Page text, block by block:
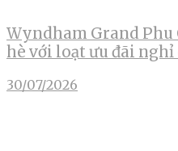
Wyndham Grand Phu
hè với loạt ưu đãi nghỉ
30/07/2026